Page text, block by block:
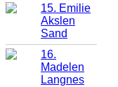
15. Emilie
Akslen
Sand
16.
Madelen
Langnes